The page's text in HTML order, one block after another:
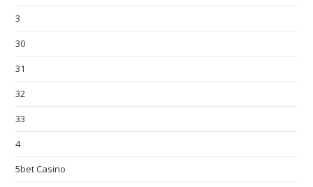
3
30
31
32
33
4
5bet Casino